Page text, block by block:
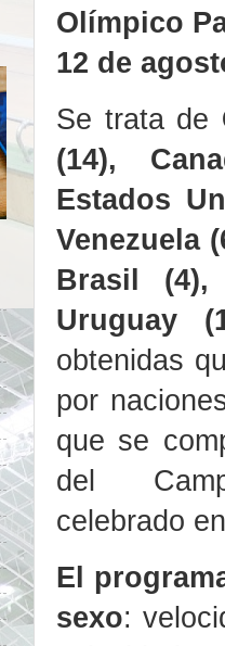
Olímpico
12 de
Se trata de
(14),
Estados
Venezuela
Brasil
Uruguay
obtenidas
por
que se
del
celebrado
El
sexo: